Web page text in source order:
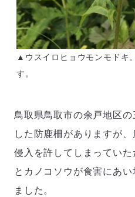
▲ウスイロヒョウモンモドキ
す。
鳥取県鳥取市の余戸地区
した防鹿柵がありますが
侵入を許してしまってい
とカノコソウが食害にあ
ました。